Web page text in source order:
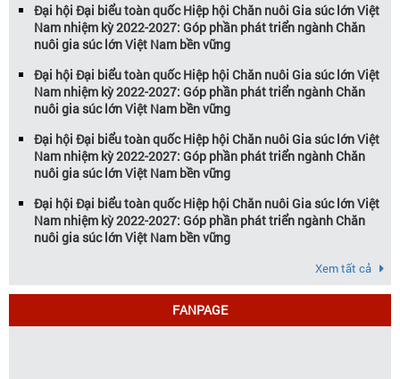
Đại hội Đại biểu toàn quốc Hiệp hội Chăn nuôi Gia súc lớn Việt
Nam nhiệm kỳ 2022-2027: Góp phần phát triển ngành Chăn
nuôi gia súc lớn Việt Nam bền vững
Đại hội Đại biểu toàn quốc Hiệp hội Chăn nuôi Gia súc lớn Việt
Nam nhiệm kỳ 2022-2027: Góp phần phát triển ngành Chăn
nuôi gia súc lớn Việt Nam bền vững
Đại hội Đại biểu toàn quốc Hiệp hội Chăn nuôi Gia súc lớn Việt
Nam nhiệm kỳ 2022-2027: Góp phần phát triển ngành Chăn
nuôi gia súc lớn Việt Nam bền vững
Đại hội Đại biểu toàn quốc Hiệp hội Chăn nuôi Gia súc lớn Việt
Nam nhiệm kỳ 2022-2027: Góp phần phát triển ngành Chăn
nuôi gia súc lớn Việt Nam bền vững
Xem tất cả
FANPAGE